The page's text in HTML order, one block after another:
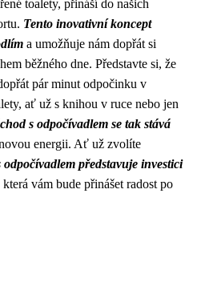
toalety, přináší do našich
Tento inovativní koncept
a umožňuje nám dopřát si
běžného dne. Představte si, že
pár minut odpočinku v
ať už s knihou v ruce nebo jen
s odpočívadlem se tak stává
energii. Ať už zvolíte
odpočívadlem představuje investici
která vám bude přinášet radost po